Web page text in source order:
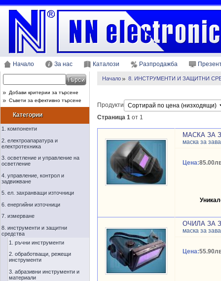
Начало За нас Каталози Разпродажба
Добави критерии за търсене
Съвети за ефективно търсене
Категории
1. компоненти
2. електроапаратура и
електротехника
3. осветление и управление на
осветление
4. управление, контрол и
задвижване
5. ел. захранващи източници
6. енергийни източници
7. измерване
8. инструменти и защитни
средства
1. ръчни инструменти
2. обработващи, режещи
инструменти
3. абразивни инструменти и
материали
Начало 8. ИНСТРУМЕНТИ И ЗАЩИТНИ
Продукти
Страница 1 от 1
МАСКА ЗА
маска за
Цена:
ОЧИЛА ЗА
маска за
Цена: